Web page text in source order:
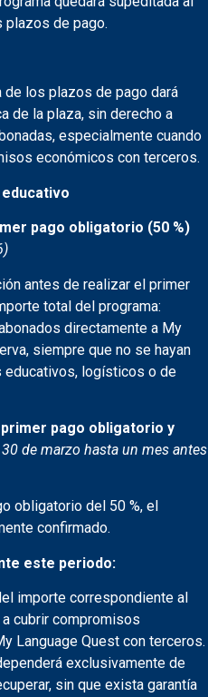
plazos de pago.
de los plazos de pago dará
de la plaza, sin derecho a
especialmente cuando
económicos con terceros.
pago obligatorio (50 %)
antes de realizar el primer
total del programa:
directamente a My
siempre que no se hayan
logísticos o de
pago obligatorio y
30 de marzo hasta un mes antes
obligatorio del 50 %, el
confirmado.
este periodo:
importe correspondiente al
cubrir compromisos
Language Quest con terceros.
exclusivamente de
sin que exista garantía